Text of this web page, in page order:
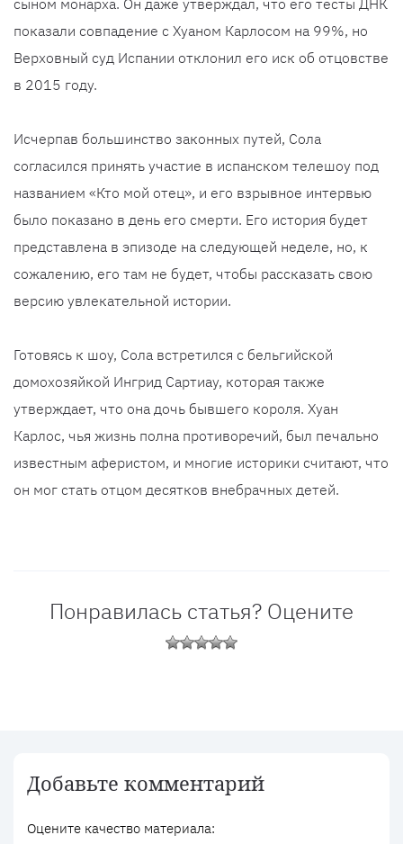
сыном монарха. Он даже утверждал, что его тесты ДНК
показали совпадение с Хуаном Карлосом на 99%, но
Верховный суд Испании отклонил его иск об отцовстве
в 2015 году.
Исчерпав большинство законных путей, Сола
согласился принять участие в испанском телешоу под
названием «Кто мой отец», и его взрывное интервью
было показано в день его смерти. Его история будет
представлена в эпизоде на следующей неделе, но, к
сожалению, его там не будет, чтобы рассказать свою
версию увлекательной истории.
Готовясь к шоу, Сола встретился с бельгийской
домохозяйкой Ингрид Сартиау, которая также
утверждает, что она дочь бывшего короля. Хуан
Карлос, чья жизнь полна противоречий, был печально
известным аферистом, и многие историки считают, что
он мог стать отцом десятков внебрачных детей.
Понравилась статья? Оцените
Добавьте комментарий
Оцените качество материала: